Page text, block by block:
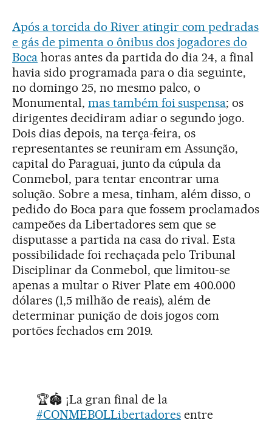
Após a torcida do River atingir com pedradas
e gás de pimenta o ônibus dos jogadores do
Bocahoras antes da partida do dia 24, a final
havia sido programada para o dia seguinte,
no domingo 25, no mesmo palco, o
Monumental, mas também foi suspensa; os
dirigentes decidiram adiar o segundo jogo.
Dois dias depois, na terça-feira, os
representantes se reuniram em Assunção,
capital do Paraguai, junto da cúpula da
Conmebol, para tentar encontrar uma
solução. Sobre a mesa, tinham, além disso, o
pedido do Boca para que fossem proclamados
campeões da Libertadores sem que se
disputasse a partida na casa do rival. Esta
possibilidade foi rechaçada pelo Tribunal
Disciplinar da Conmebol, que limitou-se
apenas a multar o River Plate em 400.000
dólares (1,5 milhão de reais), além de
determinar punição de dois jogos com
portões fechados em 2019.
🏆🏟 ¡La gran final de la
#CONMEBOLLibertadores entre